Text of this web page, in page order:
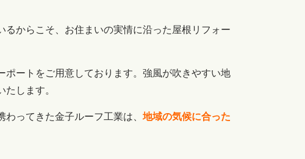
からこそ、お住まいの実情に沿った屋根リフォー
ートをご用意しております。強風が吹きやすい地
します。
ってきた金子ルーフ工業は、 地域の気候に合った